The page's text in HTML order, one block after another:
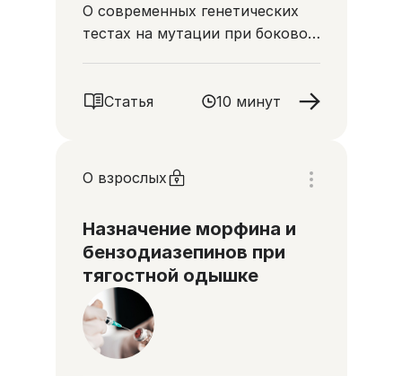
О современных генетических
тестах на мутации при боковом
результатов
Статья 10 минут
О взрослых
Назначение морфина и
бензодиазепинов при
тягостной одышке